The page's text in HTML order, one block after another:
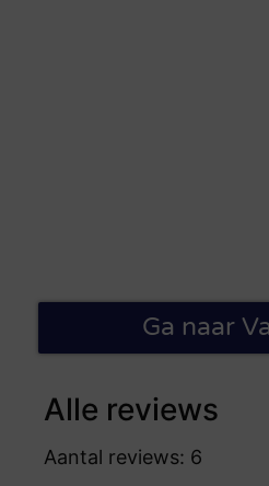
Ga naar
Alle reviews
Aantal reviews: 6